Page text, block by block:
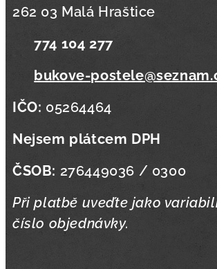
262 03 Malá Hraštice
📞774 104 277
bukove-
IČO: 05264464
Nejsem plátcem DPH
ČSOB: 276449036 / 0300
Při platbě uveďte jako
číslo objednávky.